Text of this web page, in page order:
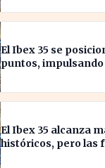
El Ibex 35 se
puntos,
El Ibex 35 alcanza
históricos, pero las